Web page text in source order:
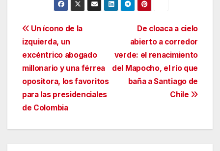
Navegación
de
entradas
De cloaca a cielo
abierto a corredor
verde: el renacimiento
del Mapocho, el río que
baña a Santiago de
Chile
Un ícono de la
izquierda, un
excéntrico abogado
millonario y una férrea
opositora, los favoritos
para las presidenciales
de Colombia